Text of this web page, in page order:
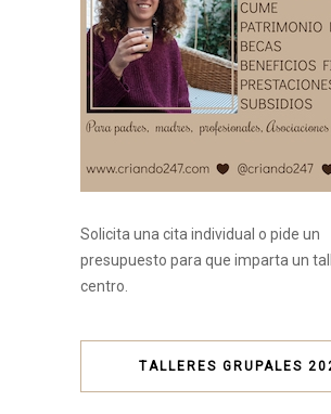
Solicita una cita individual o pide un
presupuesto para que imparta un
centro.
TALLERES GRUPALES